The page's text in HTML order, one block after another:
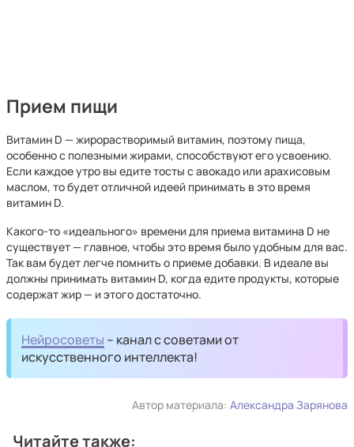
Прием пищи
Витамин D — жирорастворимый витамин, поэтому пища,
особенно с полезными жирами, способствуют его усвоению.
Если каждое утро вы едите тосты с авокадо или арахисовым
маслом, то будет отличной идеей принимать в это время
витамин D.
Какого-то «идеального» времени для приема витамина D не
существует — главное, чтобы это время было удобным для вас.
Так вам будет легче помнить о приеме добавки. В идеале вы
должны принимать витамин D, когда едите продукты, которые
содержат жир — и этого достаточно.
Нейросоветы – канал с советами от
искусственного интеллекта!
Автор материала: Александра Зарянова
Читайте также: